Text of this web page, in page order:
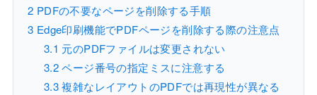
2 PDFの不要なページを削除する手順
3 Edge印刷機能でPDFページを削除する際の注意点
3.1 元のPDFファイルは変更されない
3.2ページ番号の指定ミスに注意する
3.3複雑なレイアウトのPDFでは再現性が異なる